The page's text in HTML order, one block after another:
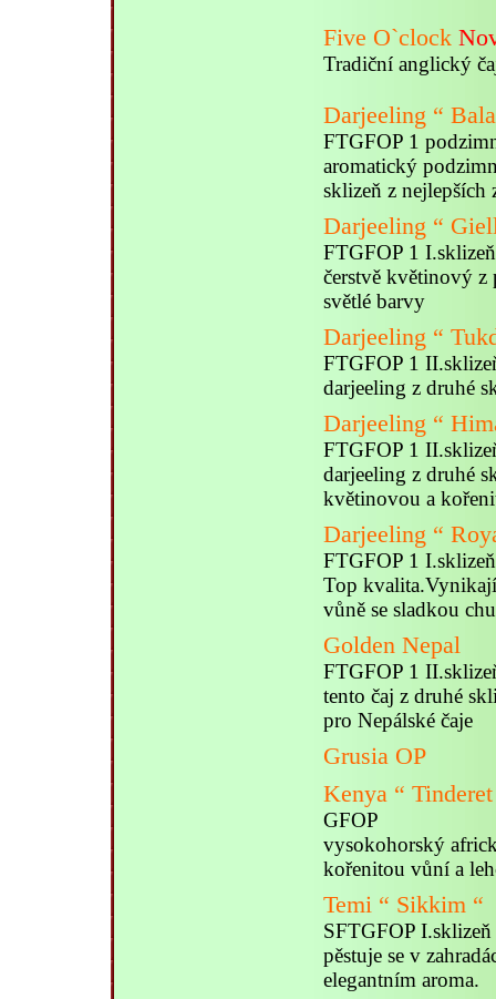
Five O`clock
Tradiční anglický
Darjeeling “
FTGFOP 1
aromatický
sklizeň z nejlepších
Darjeeling “
FTGFOP 1 I.sklizeň
čerstvě květinový z
světlé barvy
Darjeeling “
FTGFOP 1
darjeeling z druhé
Darjeeling “
FTGFOP 1
darjeeling z druhé
květinovou a
Darjeeling “
FTGFOP 1 I.sklizeň
Top
vůně se sladkou
Golden Nepal
FTGFOP 1
tento čaj z druhé
pro Nepálské čaje
Grusia OP
Kenya “
GFOP
vysokohorský
kořenitou vůní a
Temi “ Sikkim “
SFTGFOP I.sklizeň
pěstuje se v
elegantním aroma.